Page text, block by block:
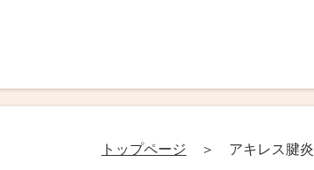
トップページ ＞ アキレス腱炎